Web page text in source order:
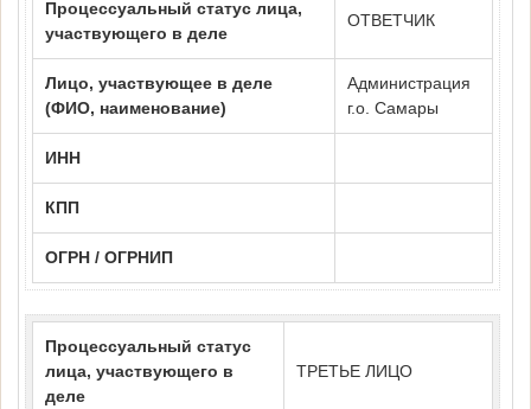
Процессуальный статус лица,
участвующего в деле
ОТВЕТЧИК
Лицо, участвующее в деле
(ФИО, наименование)
Администрация
г.о. Самары
ИНН
КПП
ОГРН / ОГРНИП
Процессуальный статус
лица, участвующего в
деле
ТРЕТЬЕ ЛИЦО